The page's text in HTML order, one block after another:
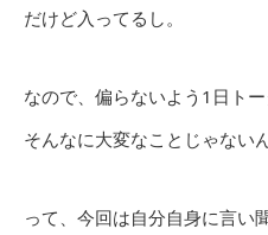
だけど入ってるし。
なので、偏らないよう1日ト
そんなに大変なことじゃない
って、今回は自分自身に言い